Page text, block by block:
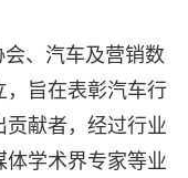
、汽车及营销数
旨在表彰汽车行
献者，经过行业
学术界专家等业